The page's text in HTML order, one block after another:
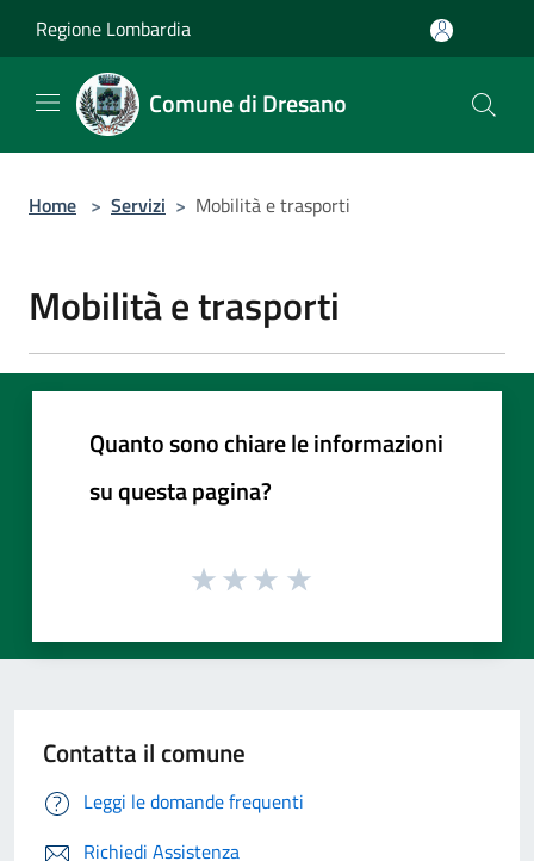
Regione Lombardia
Comune di Dresano
Home > Servizi > Mobilità e trasporti
Mobilità e trasporti
Quanto sono chiare le informazioni
su questa pagina?
Contatta il comune
Leggi le domande frequenti
Richiedi Assistenza